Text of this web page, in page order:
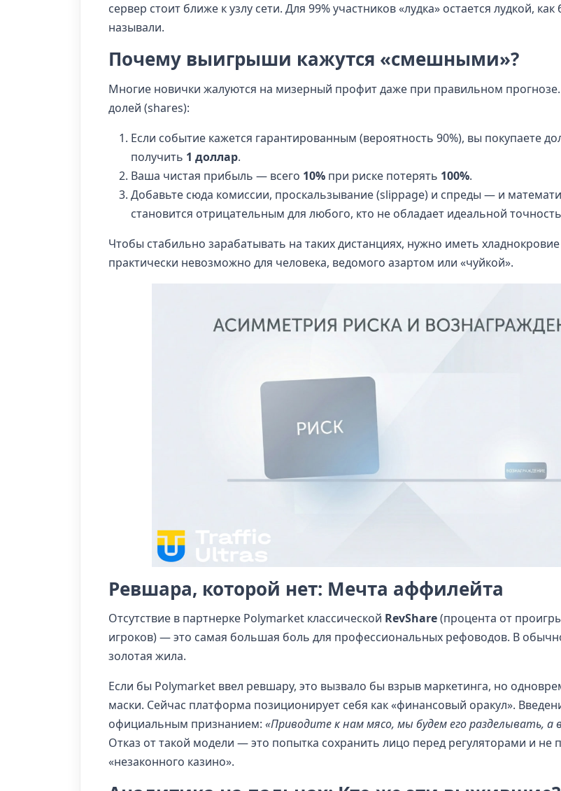
сервер стоит ближе к узлу сети. Для 99% участников «лудка» остается лудкой,
называли.
Почему выигрыши кажутся «смешными»?
Многие новички жалуются на мизерный профит даже при правильном прогнозе.
долей (shares):
Если событие кажется гарантированным (вероятность 90%), вы покупаете
получить 1 доллар.
Ваша чистая прибыль — всего 10% при риске потерять 100%.
Добавьте сюда комиссии, проскальзывание (slippage) и спреды — и
становится отрицательным для любого, кто не обладает идеальной
Чтобы стабильно зарабатывать на таких дистанциях, нужно иметь
практически невозможно для человека, ведомого азартом или «чуйкой».
Ревшара, которой нет: Мечта аффилейта
Отсутствие в партнерке Polymarket классической RevShare(процента от
игроков) — это самая большая боль для профессиональных рефоводов. В
золотая жила.
Если бы Polymarket ввел ревшару, это вызвало бы взрыв маркетинга, но
маски. Сейчас платформа позиционирует себя как «финансовый оракул».
официальным признанием: «Приводите к нам мясо, мы будем его разделывать,
Отказ от такой модели — это попытка сохранить лицо перед регуляторами и не
«незаконного казино».